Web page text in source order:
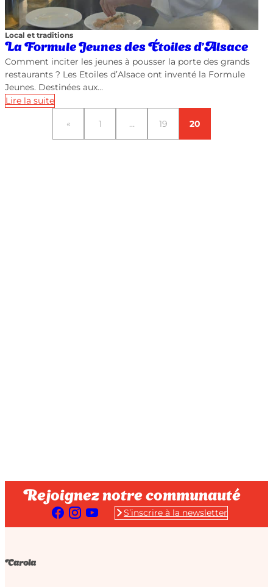
Local et traditions
La Formule Jeunes des Étoiles d’Alsace
Comment inciter les jeunes à pousser la porte des grands
restaurants ? Les Etoiles d’Alsace ont inventé la Formule
Jeunes. Destinées aux…
Lire la suite
« 1 … 19 20
Rejoignez notre communauté
S’inscrire à la newsletter
Carola